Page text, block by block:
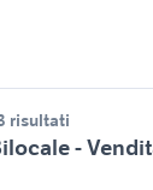
risultati
-